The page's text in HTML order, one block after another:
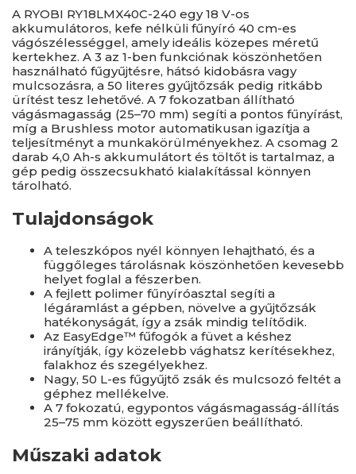
A RYOBI RY18LMX40C-240 egy 18 V-os
akkumulátoros, kefe nélküli fűnyíró 40 cm-es
vágószélességgel, amely ideális közepes méretű
kertekhez. A 3 az 1-ben funkciónak köszönhetően
használható fűgyűjtésre, hátsó kidobásra vagy
mulcsozásra, a 50 literes gyűjtőzsák pedig ritkább
ürítést tesz lehetővé. A 7 fokozatban állítható
vágásmagasság (25–70 mm) segíti a pontos fűnyírást,
míg a Brushless motor automatikusan igazítja a
teljesítményt a munkakörülményekhez. A csomag 2
darab 4,0 Ah-s akkumulátort és töltőt is tartalmaz, a
gép pedig összecsukható kialakítással könnyen
tárolható.
Tulajdonságok
A teleszkópos nyél könnyen lehajtható, és a
függőleges tárolásnak köszönhetően kevesebb
helyet foglal a fészerben.
A fejlett polimer fűnyíróasztal segíti a
légáramlást a gépben, növelve a gyűjtőzsák
hatékonyságát, így a zsák mindig telítődik.
Az EasyEdge™ fűfogók a füvet a késhez
irányítják, így közelebb vághatsz kerítésekhez,
falakhoz és szegélyekhez.
Nagy, 50 L-es fűgyűjtő zsák és mulcsozó feltét a
géphez mellékelve.
A 7 fokozatú, egypontos vágásmagasság-állítás
25–75 mm között egyszerűen beállítható.
Műszaki adatok